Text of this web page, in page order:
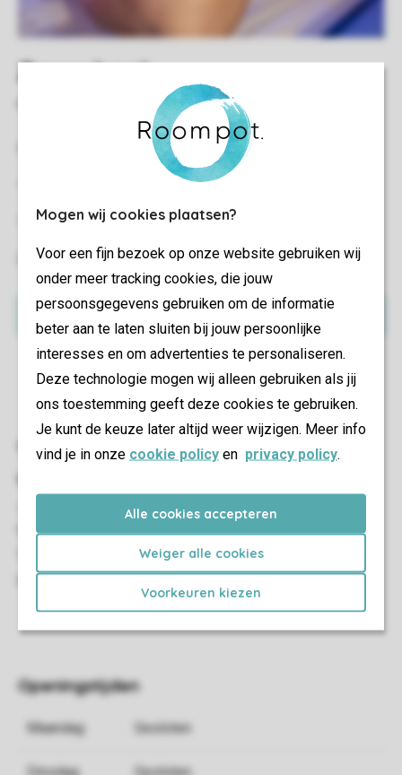
Mogen wij cookies plaatsen?
Voor een fijn bezoek op onze website gebruiken wij
onder meer tracking cookies, die jouw
persoonsgegevens gebruiken om de informatie
beter aan te laten sluiten bij jouw persoonlijke
interesses en om advertenties te personaliseren.
Deze technologie mogen wij alleen gebruiken als jij
ons toestemming geeft deze cookies te gebruiken.
Je kunt de keuze later altijd weer wijzigen. Meer info
vind je in onze cookie policy en privacy policy.
Alle cookies accepteren
Weiger alle cookies
Voorkeuren kiezen
Zonnebank
Geef jezelf een lekker kleurtje!
€ 7,50
15 minuten € 14,-
20 minuten € 18,-
Reserveren